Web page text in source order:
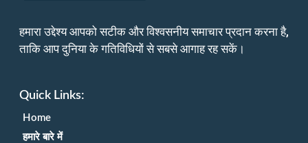
हमारा उद्देश्य आपको सटीक और विश्वसनीय समाचार प्रदान करना है,
ताकि आप दुनिया के गतिविधियों से सबसे आगाह रह सकें।
Quick Links:
Home
हमारे बारे में